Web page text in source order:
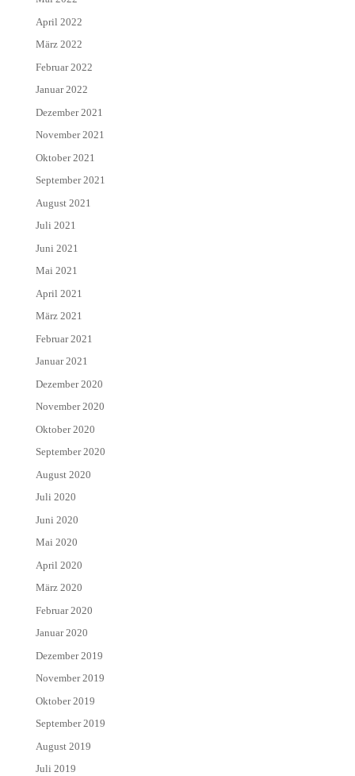
April 2022
März 2022
Februar 2022
Januar 2022
Dezember 2021
November 2021
Oktober 2021
September 2021
August 2021
Juli 2021
Juni 2021
Mai 2021
April 2021
März 2021
Februar 2021
Januar 2021
Dezember 2020
November 2020
Oktober 2020
September 2020
August 2020
Juli 2020
Juni 2020
Mai 2020
April 2020
März 2020
Februar 2020
Januar 2020
Dezember 2019
November 2019
Oktober 2019
September 2019
August 2019
Juli 2019